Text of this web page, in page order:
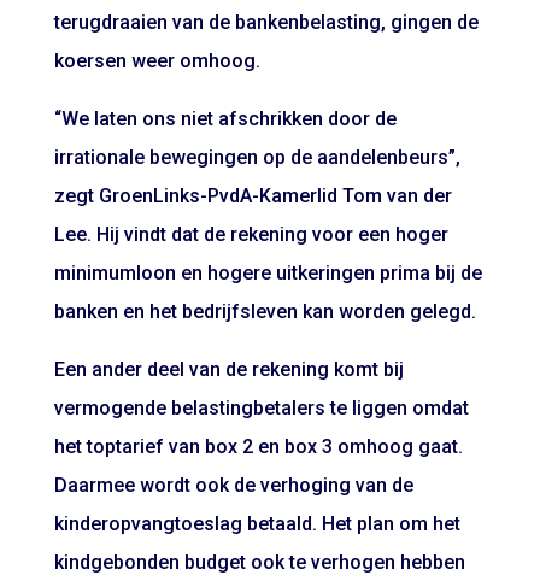
terugdraaien van de bankenbelasting, gingen de
koersen weer omhoog.
“We laten ons niet afschrikken door de
irrationale bewegingen op de aandelenbeurs”,
zegt GroenLinks-PvdA-Kamerlid Tom van der
Lee. Hij vindt dat de rekening voor een hoger
minimumloon en hogere uitkeringen prima bij de
banken en het bedrijfsleven kan worden gelegd.
Een ander deel van de rekening komt bij
vermogende belastingbetalers te liggen omdat
het toptarief van box 2 en box 3 omhoog gaat.
Daarmee wordt ook de verhoging van de
kinderopvangtoeslag betaald. Het plan om het
kindgebonden budget ook te verhogen hebben